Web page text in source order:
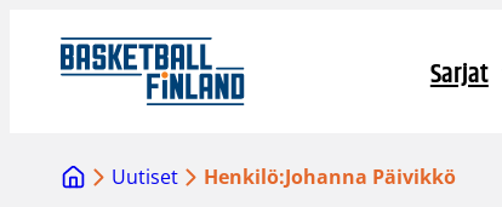
Sarjat
Uutiset Henkilö:Johanna Päivikkö